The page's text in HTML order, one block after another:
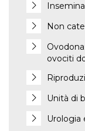
Non
ovociti
Unità di
Urologia